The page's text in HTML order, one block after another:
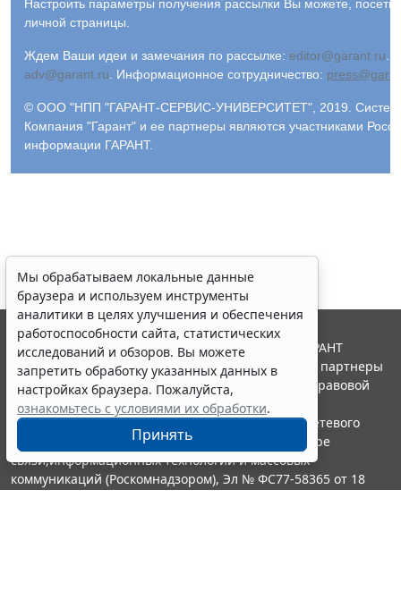
Настроить параметры получения рассылки Вы можете,
личной страницы.
Ждем Ваши идеи и замечания по рассылке: editor@garant.ru
adv@garant.ru
Информационное сотрудничество:
© ООО "НПП "ГАРАНТ-СЕРВИС-УНИВЕРСИТЕТ", 2019. Система
Компания "Гарант" и ее партнеры являются участниками
информации ГАРАНТ.
Мы обрабатываем локальные данные
браузера и используем инструменты
аналитики в целях улучшения и обеспечения
работоспособности сайта, статистических
исследований и обзоров. Вы можете
запретить обработку указанных данных в
настройках браузера. Пожалуйста,
ознакомьтесь с условиями их обработки.
Принять
© ООО "НПП "ГАРАНТ-СЕРВИС", 2026. Система ГАРАНТ
выпускается с 1990 года. Компания "Гарант" и ее партнеры
являются участниками Российской ассоциации правовой
информации ГАРАНТ.
Портал ГАРАНТ.РУ зарегистрирован в качестве сетевого
издания Федеральной службой по надзору в сфере
связи,информационных технологий и массовых
коммуникаций (Роскомнадзором), Эл № ФС77-58365 от 18